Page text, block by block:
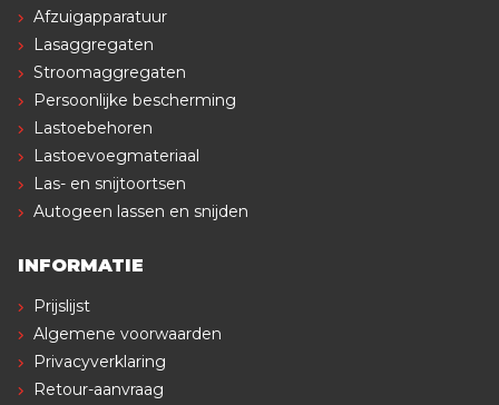
Afzuigapparatuur
Lasaggregaten
Stroomaggregaten
Persoonlijke bescherming
Lastoebehoren
Lastoevoegmateriaal
Las- en snijtoortsen
Autogeen lassen en snijden
INFORMATIE
Prijslijst
Algemene voorwaarden
Privacyverklaring
Retour-aanvraag